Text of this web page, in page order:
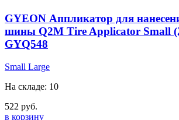
GYEON Аппликатор для
шины Q2M Tire Applicator Small
GYQ548
Small Large
На складе: 10
522 руб.
в корзину